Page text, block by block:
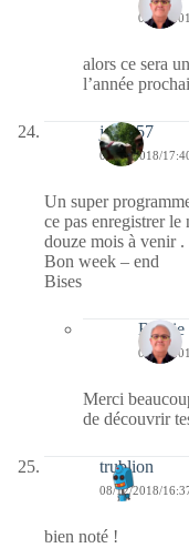
09/12/
alors ce sera
l’année
jazzy57
08/12/2018/
Un super
ce pas enregistrer
douze mois à venir .
Bon week – end
Bises
Bernie
08/12/
Merci
de découvrir
trublion
08/12/2018/
bien noté !